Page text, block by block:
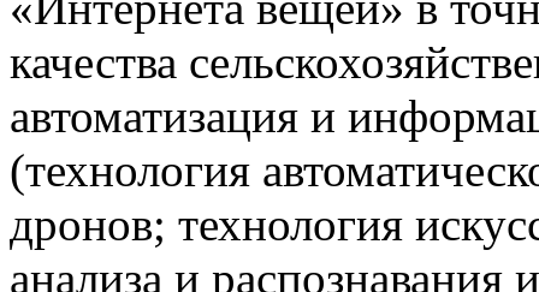
качества
автоматизация и
(технология
дронов; технология
анализа и